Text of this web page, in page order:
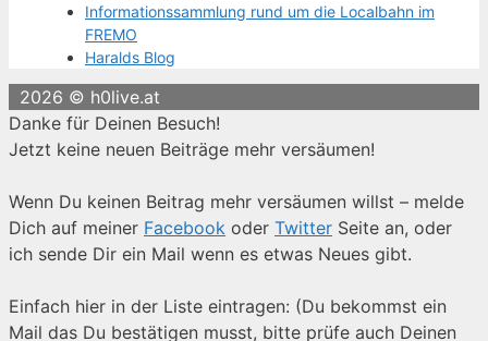
Informationssammlung rund um die Localbahn im
FREMO
Haralds Blog
2026 © h0live.at
Danke für Deinen Besuch!
Jetzt keine neuen Beiträge mehr versäumen!
Wenn Du keinen Beitrag mehr versäumen willst – melde
Dich auf meiner Facebook oder Twitter Seite an, oder
ich sende Dir ein Mail wenn es etwas Neues gibt.
Einfach hier in der Liste eintragen: (Du bekommst ein
Mail das Du bestätigen musst, bitte prüfe auch Deinen